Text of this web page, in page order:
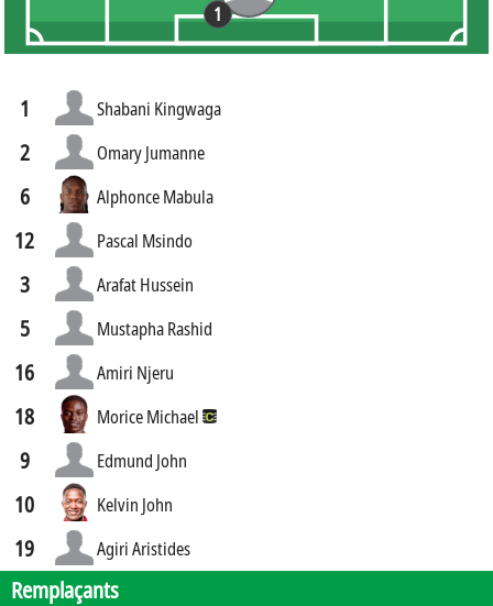
1
1 Shabani Kingwaga
2 Omary Jumanne
6 Alphonce Mabula
12 Pascal Msindo
3 Arafat Hussein
5 Mustapha Rashid
16 Amiri Njeru
18 Morice Michael
9 Edmund John
10 Kelvin John
19 Agiri Aristides
Remplaçants